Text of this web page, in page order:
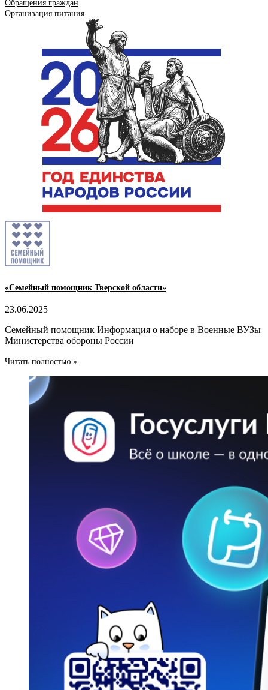
Обращения граждан
Организация питания
«Семейный помощник Тверской области»
23.06.2025
Семейный помощник Информация о наборе в Военные ВУЗы
Министерства обороны России
Читать полностью »